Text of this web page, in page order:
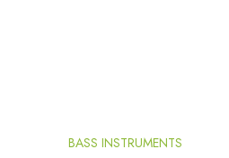
BASS INSTRUMENTS